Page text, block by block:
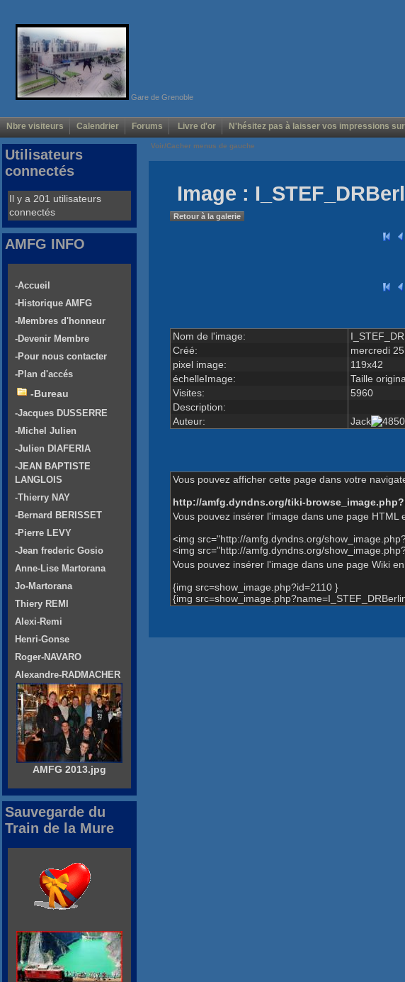
Gare de Grenoble
Nbre visiteurs Calendrier Forums Livre d'or N'hésitez pas à laisser vos impressions
Voir/Cacher menus de gauche
Image :
Retour à la galerie
Nom de l'image:
Créé:
mercredi
pixel image:
119x42
échelleImage:
Taille
Visites:
5960
Description:
Auteur:
Jack
Vous pouvez afficher cette page dans votre
http://amfg.dyndns.org/tiki-
Vous pouvez insérer l'image dans une page HTML
<img src="http://amfg.dyndns.org/
<img src="http://amfg.dyndns.org/
Vous pouvez insérer l'image dans une page Wiki
{img src=show_image.php?id=2110 }
{img
Utilisateurs
connectés
Il y a 201 utilisateurs
connectés
AMFG INFO
-Accueil
-Historique AMFG
-Membres d'honneur
-Devenir Membre
-Pour nous contacter
-Plan d'accés
-Bureau
-Jacques DUSSERRE
-Michel Julien
-Julien DIAFERIA
-JEAN BAPTISTE
LANGLOIS
-Thierry NAY
-Bernard BERISSET
-Pierre LEVY
-Jean frederic Gosio
Anne-Lise Martorana
Jo-Martorana
Thiery REMI
Alexi-Remi
Henri-Gonse
Roger-NAVARO
Alexandre-RADMACHER
AMFG 2013.jpg
Sauvegarde du
Train de la Mure